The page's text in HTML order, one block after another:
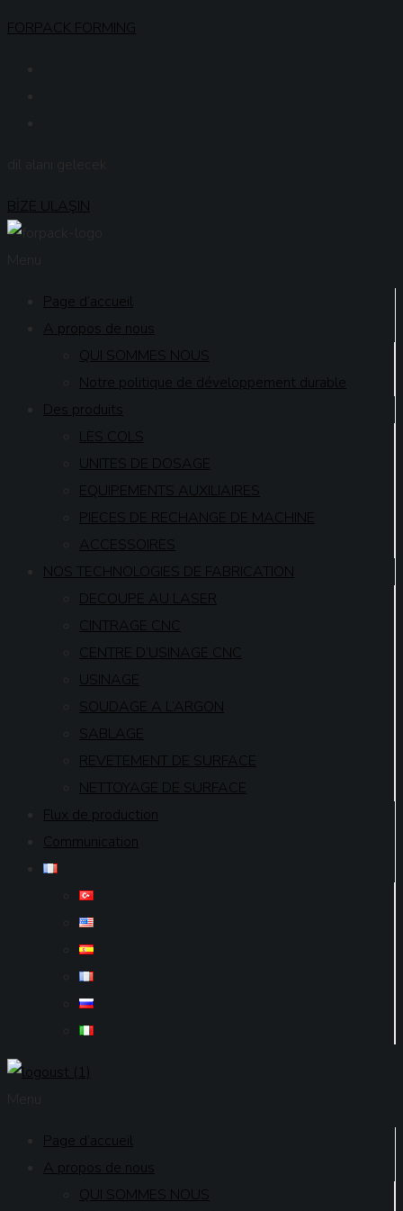
FORPACK FORMING
BİZE ULAŞIN
Page d’accueil
A propos de nous
QUI SOMMES NOUS
Notre politique de développement durable
Des produits
LES COLS
UNITES DE DOSAGE
EQUIPEMENTS AUXILIAIRES
PIECES DE RECHANGE DE MACHINE
ACCESSOIRES
NOS TECHNOLOGIES DE FABRICATION
DECOUPE AU LASER
CINTRAGE CNC
CENTRE D’USINAGE CNC
USINAGE
SOUDAGE A L’ARGON
SABLAGE
REVETEMENT DE SURFACE
NETTOYAGE DE SURFACE
Flux de production
Communication
Page d’accueil
A propos de nous
QUI SOMMES NOUS